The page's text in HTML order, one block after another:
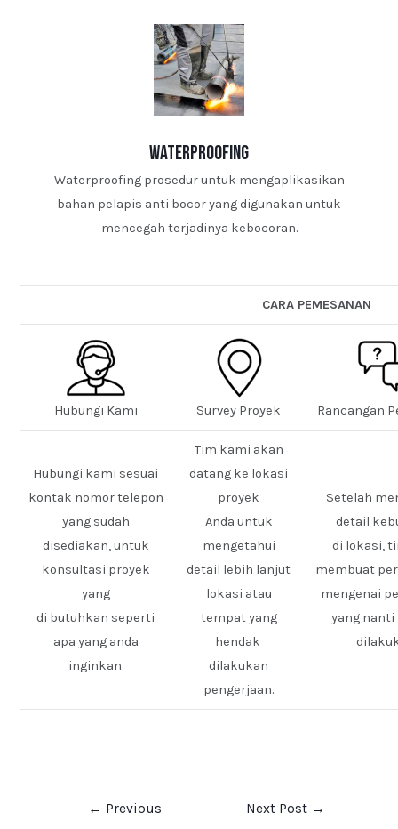
waterproofing
Waterproofing prosedur untuk mengaplikasikan
bahan pelapis anti bocor yang digunakan untuk
mencegah terjadinya kebocoran.
CARA PEMESANAN
Hubungi Kami Survey Proyek Rancangan
Hubungi kami sesuai
kontak nomor telepon
yang sudah
disediakan, untuk
konsultasi proyek
yang
di butuhkan seperti
apa yang anda
inginkan.
Tim kami akan
datang ke lokasi
proyek
Anda untuk
mengetahui
detail lebih lanjut
lokasi atau
tempat yang
hendak
dilakukan
pengerjaan.
Setelah
detail
di lokasi,
membuat
mengenai
yang nanti
← Previous Next Post →